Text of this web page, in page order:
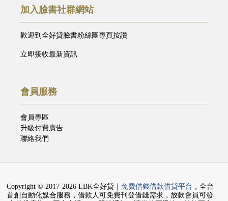
加入臉書社群網站
歡迎到全好貸臉書粉絲團專頁按讚
立即接收最新資訊
會員服務
會員專區
升級付費廣告
聯絡我們
Copyright © 2017-2026 LBK全好貸｜ 免費借錢借款借貸平台 ，全台
首創自動化媒合服務，借款人可免費刊登借錢需求，放款會員可發